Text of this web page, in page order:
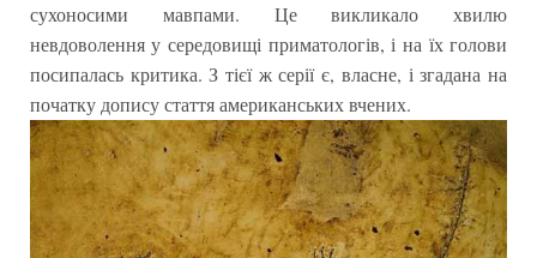
сухоносими мавпами. Це викликало хвилю
невдоволення у середовищі приматологів, і на їх голови
посипалась критика. З тієї ж серії є, власне, і згадана на
початку допису стаття американських вчених.